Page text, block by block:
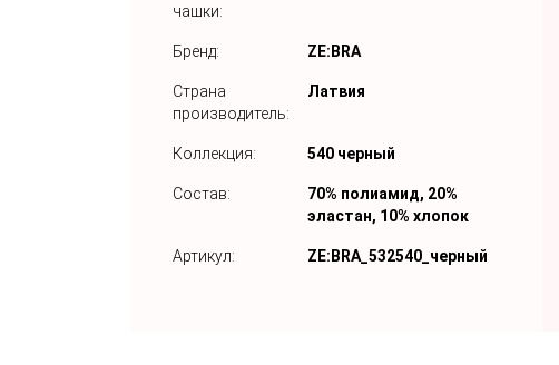
чашки:
Бренд: ZE:BRA
Страна
производитель:
Латвия
Коллекция: 540 черный
Состав:
70% полиамид, 20%
эластан, 10% хлопок
Артикул: ZE:BRA_532540_черный